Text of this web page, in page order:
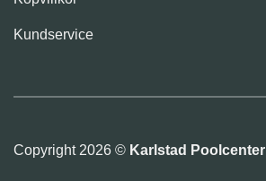
Kundservice
Copyright 2026 © Karlstad Poolcenter